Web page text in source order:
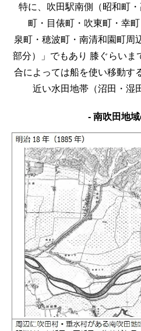
特に、吹田駅南側（昭和町
町・目俵町・吹東町・幸
泉町・穂波町・南清和園町周
部分）」でもあり 膝ぐらいま
合によっては船を使い移動す
近い水田地帯（沼田・湿
- 南吹田地